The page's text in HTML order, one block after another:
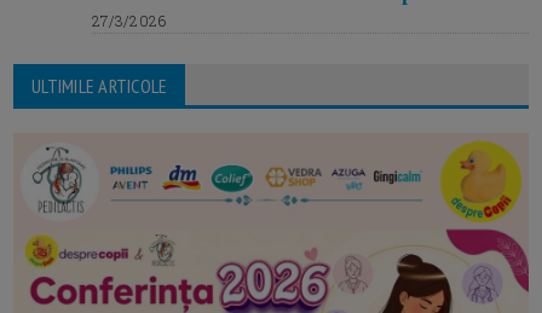
27/3/2026
ULTIMILE ARTICOLE